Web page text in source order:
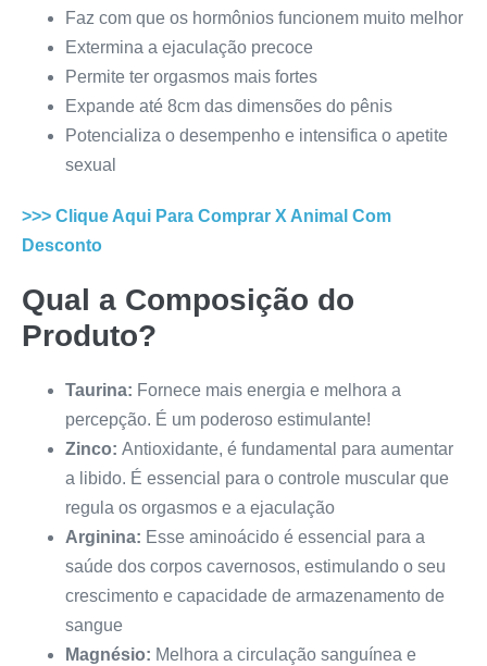
Faz com que os hormônios funcionem muito melhor
Extermina a ejaculação precoce
Permite ter orgasmos mais fortes
Expande até 8cm das dimensões do pênis
Potencializa o desempenho e intensifica o apetite
sexual
>>> Clique Aqui Para Comprar X Animal Com
Desconto
Qual a Composição do
Produto?
Taurina: Fornece mais energia e melhora a
percepção. É um poderoso estimulante!
Zinco: Antioxidante, é fundamental para aumentar
a libido. É essencial para o controle muscular que
regula os orgasmos e a ejaculação
Arginina: Esse aminoácido é essencial para a
saúde dos corpos cavernosos, estimulando o seu
crescimento e capacidade de armazenamento de
sangue
Magnésio: Melhora a circulação sanguínea e